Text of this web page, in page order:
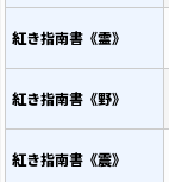
紅き指南書《霊》
紅き指南書《野》
紅き指南書《震》